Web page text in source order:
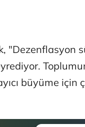
"Dezenflasyon
büyüme için